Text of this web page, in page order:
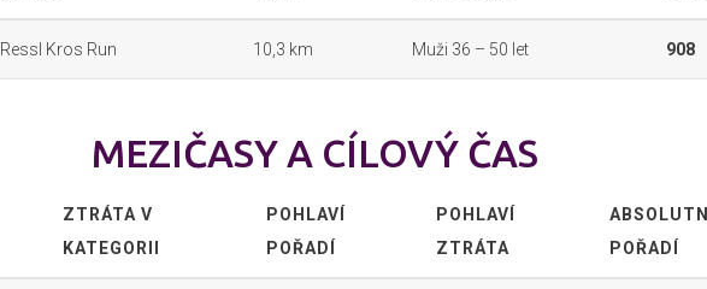
Ressl Kros Run 10,3 km Muži 36 – 50 let 908
MEZIČASY A CÍLOVÝ ČAS
ZTRÁTA V
KATEGORII
POHLAVÍ
POŘADÍ
POHLAVÍ
ZTRÁTA
ABSOLUTNÍ
POŘADÍ